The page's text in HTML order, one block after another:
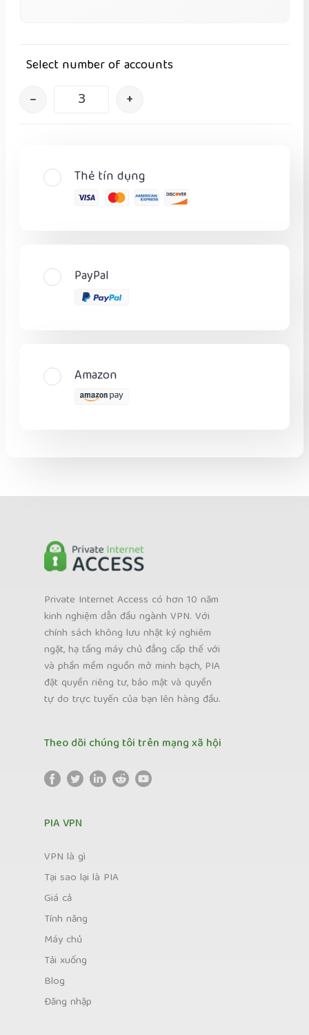
Select number of accounts
– +
Thẻ tín dụng
PayPal
Amazon
Private Internet Access có hơn 10 năm
kinh nghiệm dẫn đầu ngành VPN. Với
chính sách không lưu nhật ký nghiêm
ngặt, hạ tầng máy chủ đẳng cấp thế với
và phần mềm nguồn mở minh bạch, PIA
đặt quyền riêng tư, bảo mật và quyền
tự do trực tuyến của bạn lên hàng đầu.
Theo dõi chúng tôi trên mạng xã hội
PIA VPN
VPN là gì
Tại sao lại là PIA
Giá cả
Tính năng
Máy chủ
Tải xuống
Blog
Đăng nhập